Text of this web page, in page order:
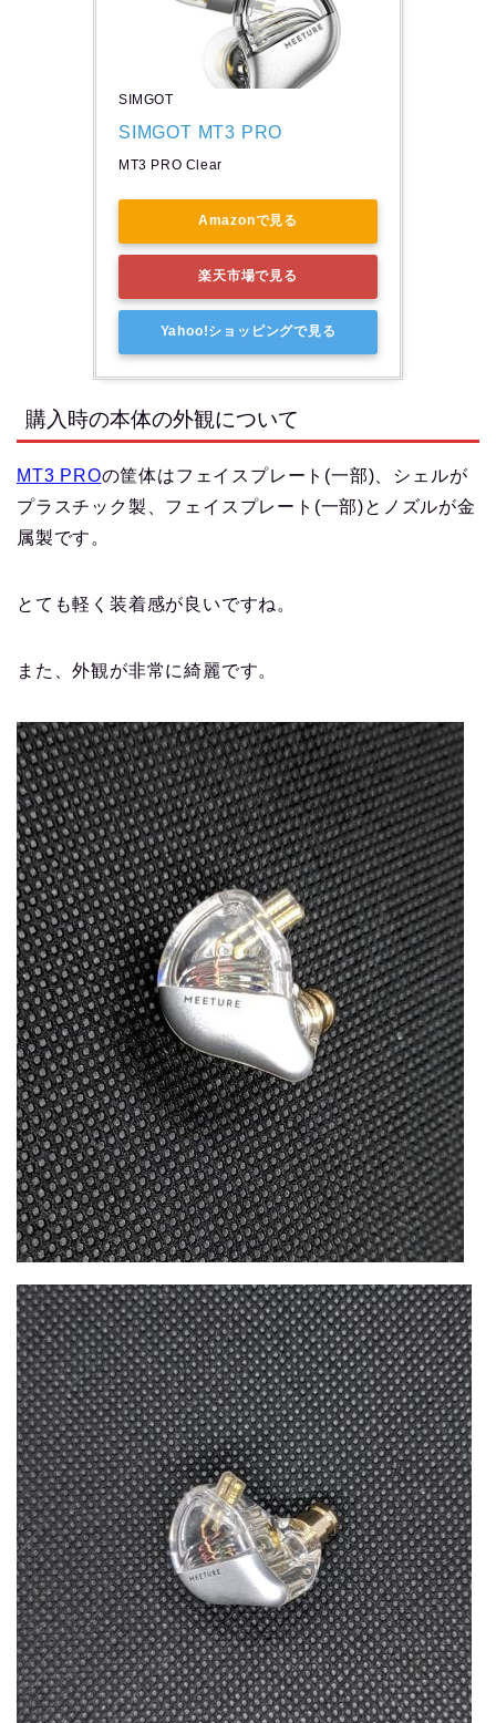
SIMGOT
SIMGOT MT3 PRO
MT3 PRO Clear
Amazonで見る
楽天市場で見る
Yahoo!ショッピングで見る
購入時の本体の外観について
MT3 PROの筐体はフェイスプレート(一部)、シェルが
プラスチック製、フェイスプレート(一部)とノズルが金
属製です。
とても軽く装着感が良いですね。
また、外観が非常に綺麗です。